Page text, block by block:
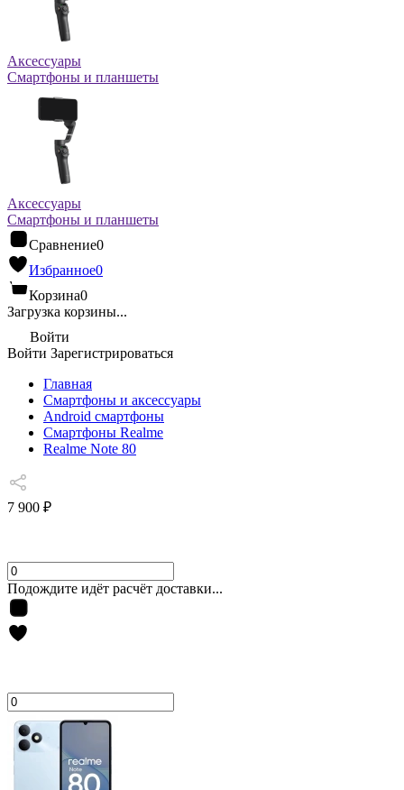
Аксессуары
Смартфоны и планшеты
Аксессуары
Смартфоны и планшеты
Сравнение0
Избранное0
Корзина0
Загрузка корзины...
Войти
Войти Зарегистрироваться
Главная
Смартфоны и аксессуары
Android cмартфоны
Смартфоны Realme
Realme Note 80
7 900 ₽
Подождите идёт расчёт доставки...